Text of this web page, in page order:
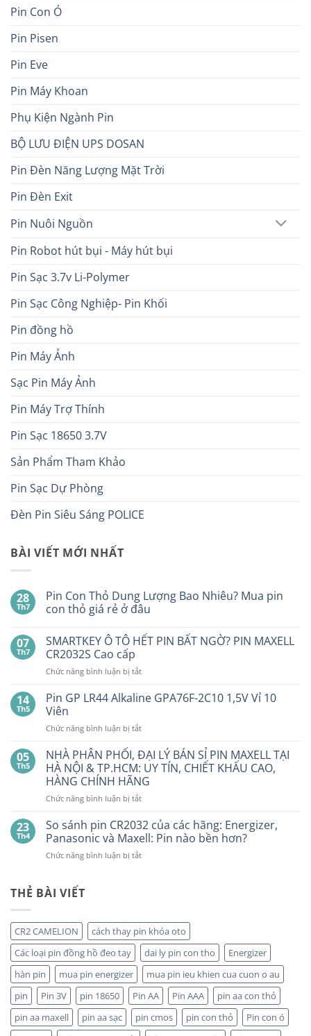
Pin Con Ó
Pin Pisen
Pin Eve
Pin Máy Khoan
Phụ Kiện Ngành Pin
BỘ LƯU ĐIỆN UPS DOSAN
Pin Đèn Năng Lượng Mặt Trời
Pin Đèn Exit
Pin Nuôi Nguồn
Pin Robot hút bụi - Máy hút bụi
Pin Sạc 3.7v Li-Polymer
Pin Sạc Công Nghiệp- Pin Khối
Pin đồng hồ
Pin Máy Ảnh
Sạc Pin Máy Ảnh
Pin Máy Trợ Thính
Pin Sạc 18650 3.7V
Sản Phẩm Tham Khảo
Pin Sạc Dự Phòng
Đèn Pin Siêu Sáng POLICE
BÀI VIẾT MỚI NHẤT
28
Th7
Pin Con Thỏ Dung Lượng Bao Nhiêu? Mua pin
con thỏ giá rẻ ở đâu
bình
luận
ở
Pin
Con
Dung
Lượng
Bao
Mua
con
thỏ
giá
rẻ
ở
đâu
07
Th7
SMARTKEY Ô TÔ HẾT PIN BẤT NGỜ? PIN MAXELL
CR2032S Cao cấp
Chức năng bình luận bị tắtở
Ô
TÔ
PIN
NGỜ?
PIN
MAXELL
CR2032S Cao
cấp
14
Th5
Pin GP LR44 Alkaline GPA76F-2C10 1,5V Vỉ 10
Viên
Chức năng bình luận bị tắtở
GP
LR44
Alkaline
GPA76F-
2C10
Vỉ
10
Viên
05
Th5
NHÀ PHÂN PHỐI, ĐẠI LÝ BÁN SỈ PIN MAXELL TẠI
HÀ NỘI & TP.HCM: UY TÍN, CHIẾT KHẤU CAO,
HÀNG CHÍNH HÃNG
Chức năng bình luận bị tắtở
PHÂN
PHỐI,
ĐẠI
LÝ
HÀ
NỘI
&
TP.HCM:
UY
TÍN,
CHIẾT
KHẤU
CAO,
HÀNG
23
Th4
So sánh pin CR2032 của các hãng: Energizer,
Panasonic và Maxell: Pin nào bền hơn?
Chức năng bình luận bị tắtở
các
hãng:
Energizer,
Panasonic
và
Maxell:
Pin
nào
bền
hơn?
THẺ BÀI VIẾT
CR2 CAMELION
cách thay pin khóa oto
Các loại pin đồng hồ đeo tay
dai ly pin con tho
Energizer
hàn pin
mua pin energizer
mua pin ieu khien cua cuon o au
pin
Pin 3V pin 18650 Pin AA Pin AAA
pin aa con thỏ
pin aa maxell
pin aa sạc pin cmos pin con thỏ
Pin con ó